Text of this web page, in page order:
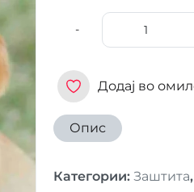
-
Додај во
Опис
Категории: Заштита,